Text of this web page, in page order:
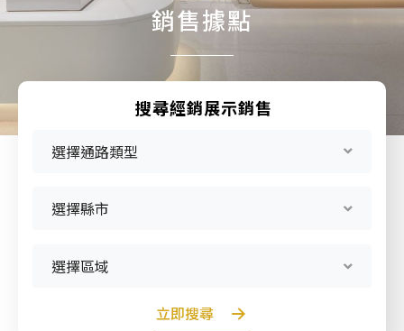
請選擇產品
已下架商品
產品型號查詢
已下架商品
銷售據點
搜尋經銷展示銷售
選擇通路類型
選擇縣市
選擇區域
立即搜尋